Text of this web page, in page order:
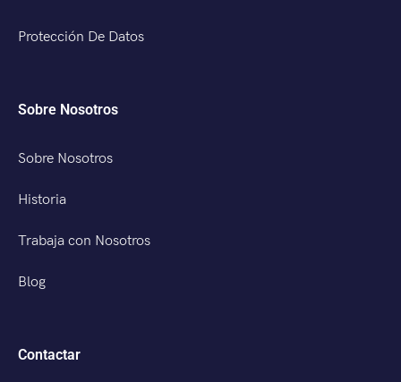
Protección De Datos
Sobre Nosotros
Sobre Nosotros
Historia
Trabaja con Nosotros
Blog
Contactar